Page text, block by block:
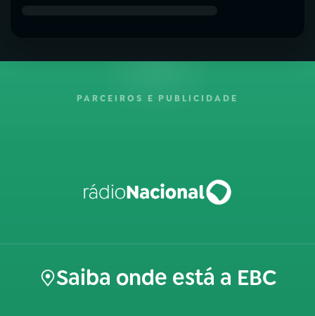
PARCEIROS E PUBLICIDADE
Saiba onde está a EBC